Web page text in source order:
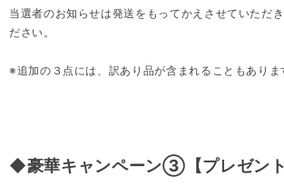
当選者のお知らせは発送をもってかえさせていただ
ださい。
※追加の３点には、訳あり品が含まれることもありま
◆豪華キャンペーン③【プレゼント